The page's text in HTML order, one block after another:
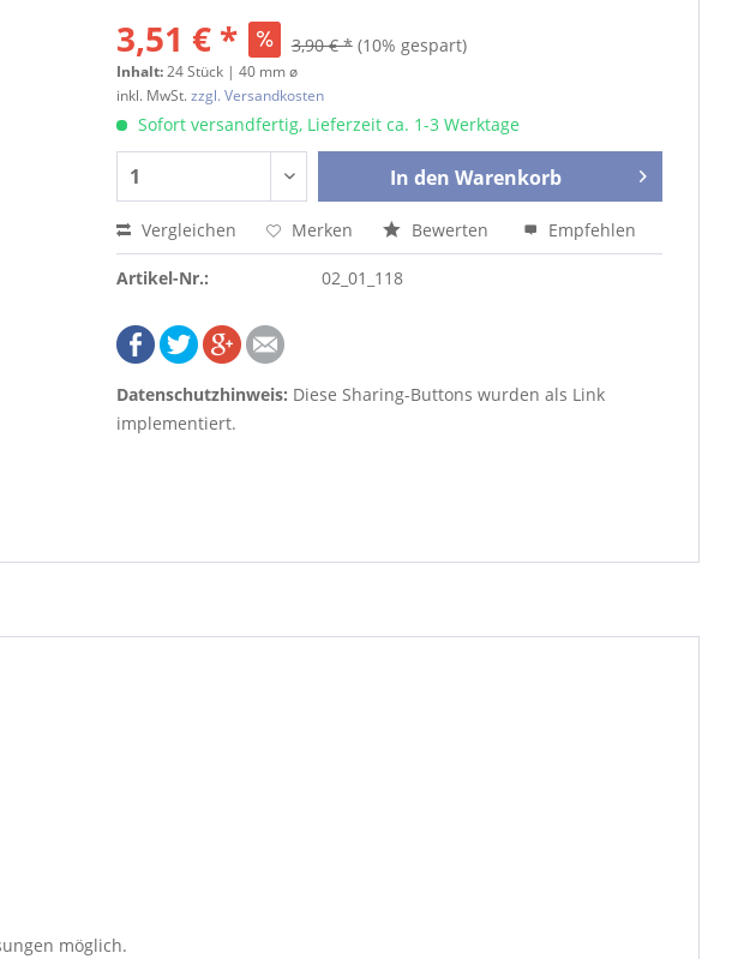
3,51 € * 3,90 € * (10% gespart)
Inhalt:24 Stück | 40 mm ø
inkl. MwSt.zzgl. Versandkosten
Sofort versandfertig, Lieferzeit ca. 1-3 Werktage
In den Warenkorb
Vergleichen Merken Bewerten Empfehlen
Artikel-Nr.: 02_01_118
Datenschutzhinweis: Diese Sharing-Buttons wurden als Link
implementiert.
möglich.